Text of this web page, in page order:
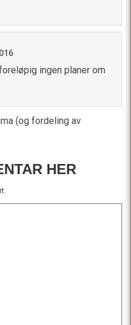
ingen planer om
(og fordeling av
HER